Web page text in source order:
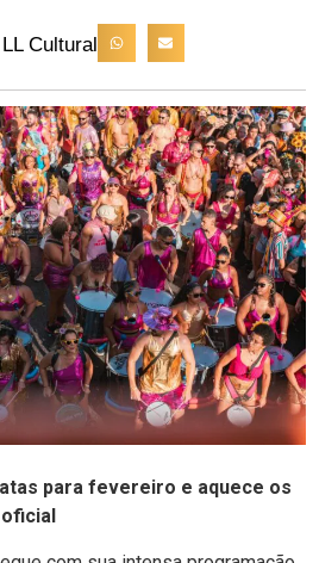
LL Cultural
para fevereiro e aquece os